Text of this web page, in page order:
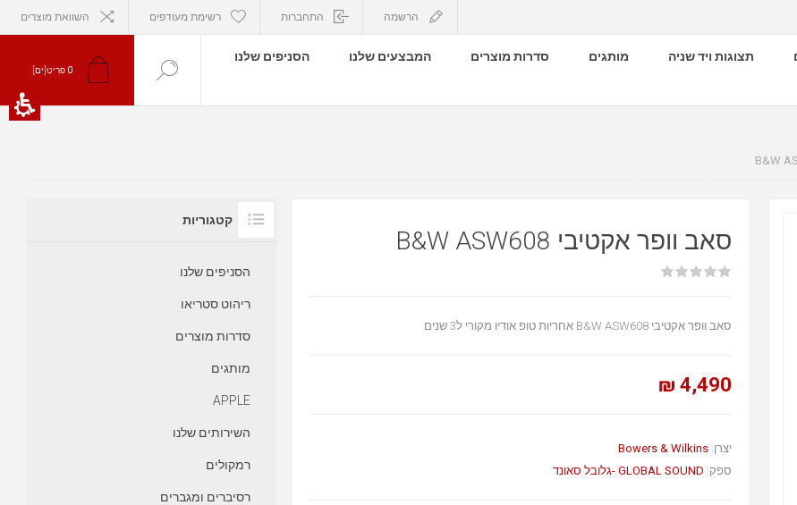
הרשמה התחברות רשימת מעודפים השוואת מוצרים
תצוגות ויד שניה מותגים סדרות מוצרים המבצעים שלנו
הסניפים שלנו
0 פריט[ים]
סאב וופר אקטיבי B&W ASW608
סאב וופר אקטיבי B&W ASW608 אחריות טופ אודיו מקורי ל3 שנים
4,490 ₪
יצרן: Bowers & Wilkins
ספק: GLOBAL SOUND -גלובל סאונד
קטגוריות
הסניפים שלנו
ריהוט סטריאו
סדרות מוצרים
מותגים
APPLE
השירותים שלנו
רמקולים
רסיברים ומגברים